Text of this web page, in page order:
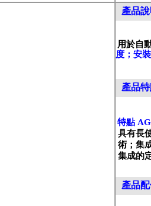
產品
用於自
度；安
產品
特點
具有長
術；集
集成的
產品